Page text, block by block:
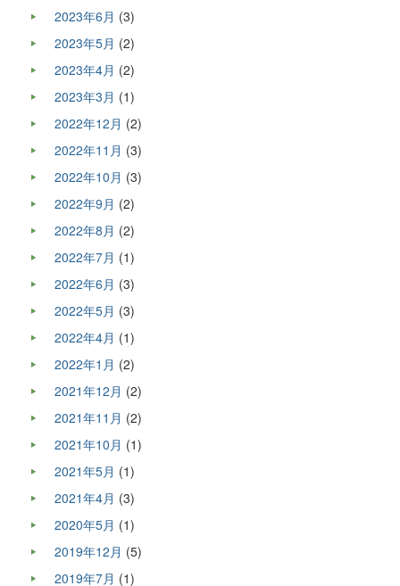
2023年6月 (3)
2023年5月 (2)
2023年4月 (2)
2023年3月 (1)
2022年12月 (2)
2022年11月 (3)
2022年10月 (3)
2022年9月 (2)
2022年8月 (2)
2022年7月 (1)
2022年6月 (3)
2022年5月 (3)
2022年4月 (1)
2022年1月 (2)
2021年12月 (2)
2021年11月 (2)
2021年10月 (1)
2021年5月 (1)
2021年4月 (3)
2020年5月 (1)
2019年12月 (5)
2019年7月 (1)